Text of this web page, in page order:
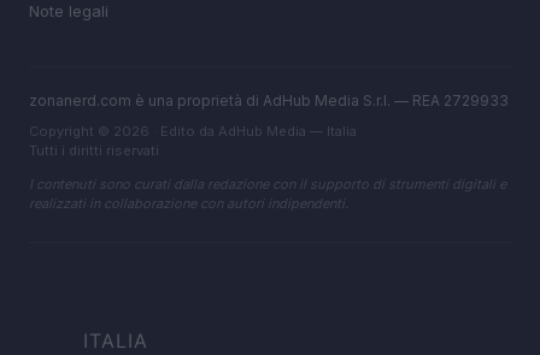
Note legali
zonanerd.com è una proprietà di AdHub Media S.r.l. — REA 2729933
Copyright © 2026 · Edito da AdHub Media — Italia
Tutti i diritti riservati
I contenuti sono curati dalla redazione con il supporto di strumenti digitali e
realizzati in collaborazione con autori indipendenti.
ITALIA